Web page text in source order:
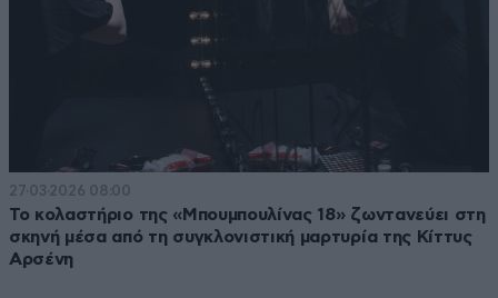
27·03·2026 08:00
Το κολαστήριο της «Μπουμπουλίνας 18» ζωντανεύει στη
σκηνή μέσα από τη συγκλονιστική μαρτυρία της Κίττυς
Αρσένη